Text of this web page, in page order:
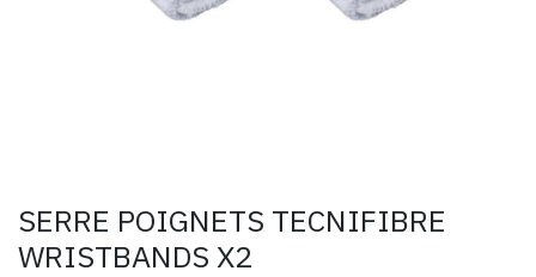
SERRE POIGNETS TECNIFIBRE
WRISTBANDS X2